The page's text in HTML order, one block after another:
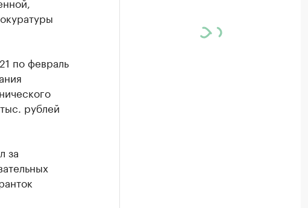
по февраль
рублей
за